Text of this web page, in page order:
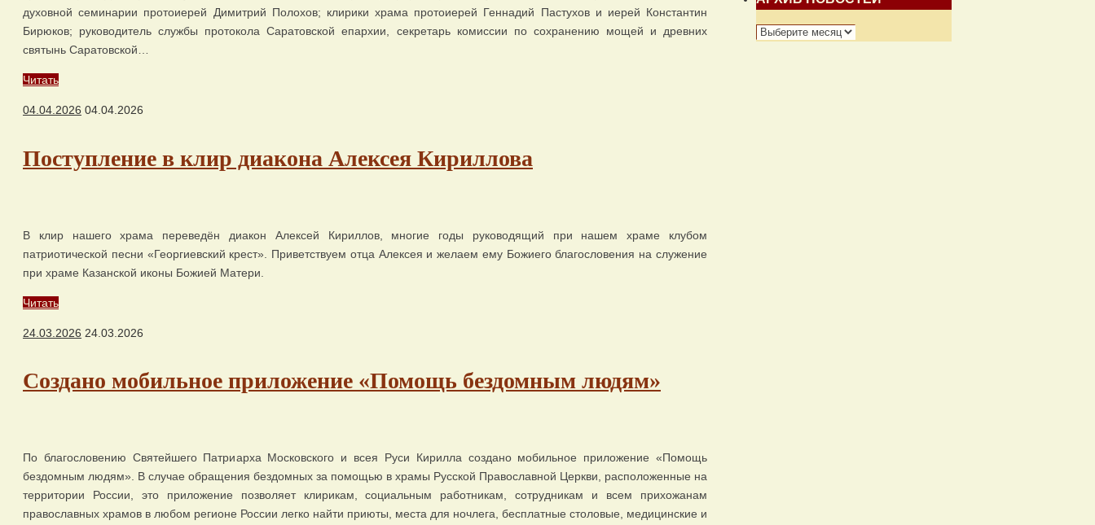
духовной семинарии протоиерей Димитрий Полохов; клирики храма протоиерей Геннадий Пастухов и иерей Константин
Бирюков; руководитель службы протокола Саратовской епархии, секретарь комиссии по сохранению мощей и древних
святынь Саратовской…
Читать
04.04.2026 04.04.2026
Поступление в клир диакона Алексея Кириллова
В клир нашего храма переведён диакон Алексей Кириллов, многие годы руководящий при нашем храме клубом
патриотической песни «Георгиевский крест». Приветствуем отца Алексея и желаем ему Божиего благословения на служение
при храме Казанской иконы Божией Матери.
Читать
24.03.2026 24.03.2026
Создано мобильное приложение «Помощь бездомным людям»
По благословению Святейшего Патриарха Московского и всея Руси Кирилла создано мобильное приложение «Помощь
бездомным людям». В случае обращения бездомных за помощью в храмы Русской Православной Церкви, расположенные на
территории России, это приложение позволяет клирикам, социальным работникам, сотрудникам и всем прихожанам
православных храмов в любом регионе России легко найти приюты, места для ночлега, бесплатные столовые, медицинские и
АРХИВ